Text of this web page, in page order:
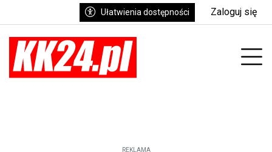
Ułatwienia dostępności Zaloguj się
REKLAMA